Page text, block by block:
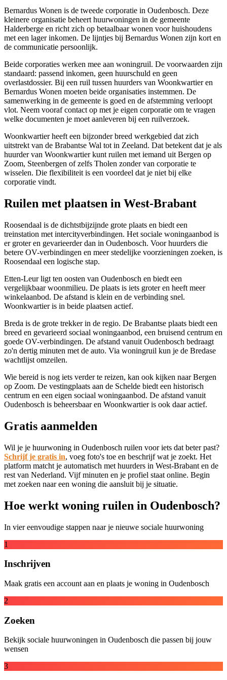
Bernardus Wonen is de tweede corporatie in Oudenbosch. Deze
kleinere organisatie beheert huurwoningen in de gemeente
Halderberge en richt zich op betaalbaar wonen voor huishoudens
met een lager inkomen. De lijntjes bij Bernardus Wonen zijn kort en
de communicatie persoonlijk.
Beide corporaties werken mee aan woningruil. De voorwaarden zijn
standaard: passend inkomen, geen huurschuld en geen
overlastdossier. Bij een ruil tussen huurders van Woonkwartier en
Bernardus Wonen moeten beide organisaties instemmen. De
samenwerking in de gemeente is goed en de afstemming verloopt
vlot. Neem vooraf contact op met je eigen corporatie om te vragen
welke documenten je moet aanleveren bij een ruilverzoek.
Woonkwartier heeft een bijzonder breed werkgebied dat zich
uitstrekt van de Brabantse Wal tot in Zeeland. Dat betekent dat je als
huurder van Woonkwartier kunt ruilen met iemand uit Bergen op
Zoom, Steenbergen of zelfs Tholen zonder van corporatie te
wisselen. Die flexibiliteit is een voordeel dat je niet bij elke
corporatie vindt.
Ruilen met plaatsen in West-Brabant
Roosendaal is de dichtstbijzijnde grote plaats en biedt een
treinstation met intercityverbindingen. Het sociale woningaanbod is
er groter en gevarieerder dan in Oudenbosch. Voor huurders die
betere OV-verbindingen en meer stedelijke voorzieningen zoeken, is
Roosendaal een logische stap.
Etten-Leurligt ten oosten van Oudenbosch en biedt een
vergelijkbaar woonmilieu. De plaats is iets groter en heeft meer
winkelaanbod. De afstand is klein en de verbinding snel.
Woonkwartier is in beide plaatsen actief.
Breda is de grote trekker in de regio. De Brabantse plaats biedt een
breed en gevarieerd sociaal woningaanbod, een bruisend centrum en
goede OV-verbindingen. De afstand vanuit Oudenbosch bedraagt
zo'n dertig minuten met de auto. Via woningruil kun je de Bredase
wachtlijst omzeilen.
Wie bereid is nog iets verder te reizen, kan ook kijken naar Bergen
op Zoom. De vestingplaats aan de Schelde biedt een historisch
centrum en een eigen sociaal woningaanbod. De afstand vanuit
Oudenbosch is beheersbaar en Woonkwartier is ook daar actief.
Gratis aanmelden
Wil je je huurwoning in Oudenbosch ruilen voor iets dat beter past?
Schrijf je gratis in, voeg foto's toe en beschrijf wat je zoekt. Het
platform matcht je automatisch met huurders in West-Brabant en de
rest van Nederland. Vijf minuten en je profiel staat online. Begin
met zoeken naar een woning die aansluit bij je situatie.
Hoe werkt woning ruilen in Oudenbosch?
In vier eenvoudige stappen naar je nieuwe sociale huurwoning
1
Inschrijven
Maak gratis een account aan en plaats je woning in Oudenbosch
2
Zoeken
Bekijk sociale huurwoningen in Oudenbosch die passen bij jouw
wensen
3